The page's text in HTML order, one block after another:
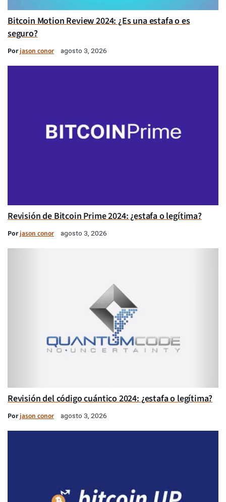
Bitcoin Motion Review 2024: ¿Es una estafa o es
seguro?
Porjason conor agosto 3, 2026
Revisión de Bitcoin Prime 2024: ¿estafa o legítima?
Porjason conor agosto 3, 2026
Revisión del código cuántico 2024: ¿estafa o legítima?
Porjason conor agosto 3, 2026